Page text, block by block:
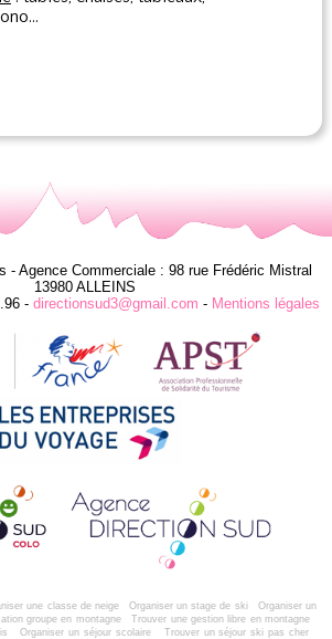
- Agence Commerciale : 98 rue Frédéric Mistral
13980 ALLEINS
- directionsud3@gmail.com - Mentions légales
une classe de neige Organiser un stage de ski
Organiser un
groupe en montagne
Trouver une gestion libre en montagne
Organiser un séjour scolaire Trouver un séjour ski pas cher